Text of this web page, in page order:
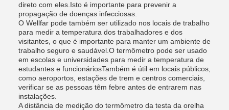
direto com eles.Isto é importante para prevenir a
propagação de doenças infecciosas.
O Wellfar pode também ser utilizado nos locais de trabalho
para medir a temperatura dos trabalhadores e dos
visitantes, o que é importante para manter um ambiente de
trabalho seguro e saudável.O termômetro pode ser usado
em escolas e universidades para medir a temperatura de
estudantes e funcionáriosTambém é útil em locais públicos,
como aeroportos, estações de trem e centros comerciais,
verificar se as pessoas têm febre antes de entrarem nas
instalações.
A distância de medição do termômetro da testa da orelha